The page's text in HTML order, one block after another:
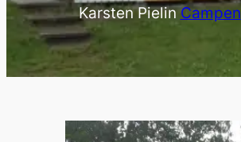
Karsten PielinCampen